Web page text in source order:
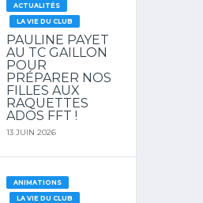
ACTUALITÉS
LA VIE DU CLUB
PAULINE PAYET
AU TC GAILLON
POUR
PRÉPARER NOS
FILLES AUX
RAQUETTES
ADOS FFT !
13 JUIN 2026
ANIMATIONS
LA VIE DU CLUB